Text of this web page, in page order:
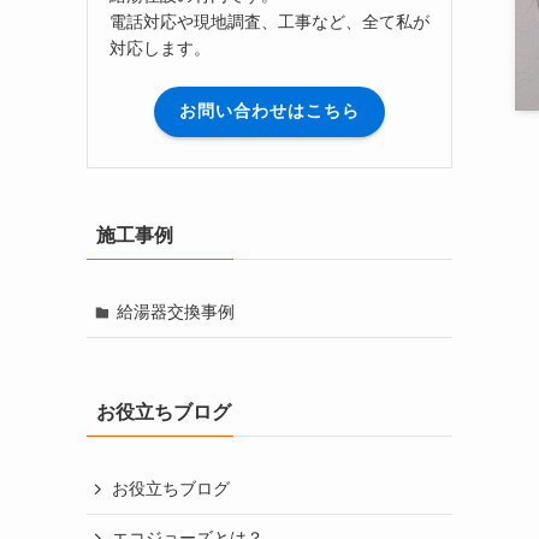
電話対応や現地調査、工事など、全て私が
対応します。
お問い合わせはこちら
施工事例
給湯器交換事例
お役立ちブログ
お役立ちブログ